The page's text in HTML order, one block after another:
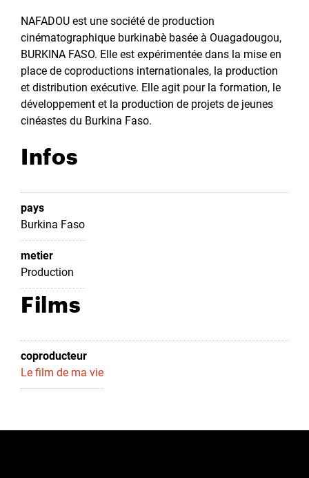
NAFADOU est une société de production
cinématographique burkinabè basée à Ouagadougou,
BURKINA FASO. Elle est expérimentée dans la mise en
place de coproductions internationales, la production
et distribution exécutive. Elle agit pour la formation, le
développement et la production de projets de jeunes
cinéastes du Burkina Faso.
Infos
pays
Burkina Faso
metier
Production
Films
coproducteur
Le film de ma vie